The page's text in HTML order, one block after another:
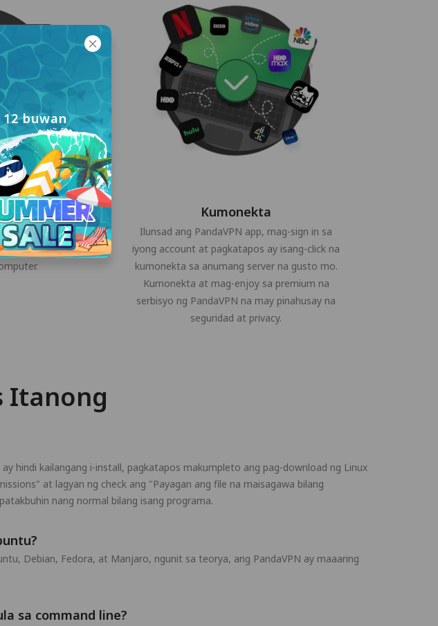
upang i-
sa Linux at i-
Kumonekta
Ilunsad ang PandaVPN app, mag-sign in sa
iyong account at pagkatapos ay isang-click na
kumonekta sa anumang server na gusto mo.
Kumonekta at mag-enjoy sa premium na
serbisyo ng PandaVPN na may pinahusay na
seguridad at privacy.
Itanong
hindi kailangang i-install, pagkatapos makumpleto ang pag-download ng Linux
at lagyan ng check ang "Payagan ang file na maisagawa bilang
nang normal bilang isang programa.
Debian, Fedora, at Manjaro, ngunit sa teorya, ang PandaVPN ay maaaring
sa command line?
buwan